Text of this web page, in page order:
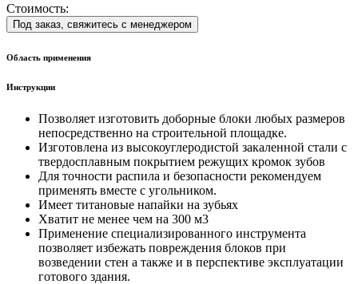
Стоимость:
Под заказ, свяжитесь с менеджером
Область применения
Инструкции
Позволяет изготовить доборные блоки любых размеров
непосредственно на строительной площадке.
Изготовлена из высокоуглеродистой закаленной стали с
твердосплавным покрытием режущих кромок зубов
Для точности распила и безопасности рекомендуем
применять вместе с угольником.
Имеет титановые напайки на зубьях
Хватит не менее чем на 300 м3
Применение специализированного инструмента
позволяет избежать повреждения блоков при
возведении стен а также и в перспективе эксплуатации
готового здания.